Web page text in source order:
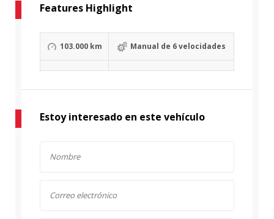
Features Highlight
103.000 km Manual de 6 velocidades
Estoy interesado en este vehículo